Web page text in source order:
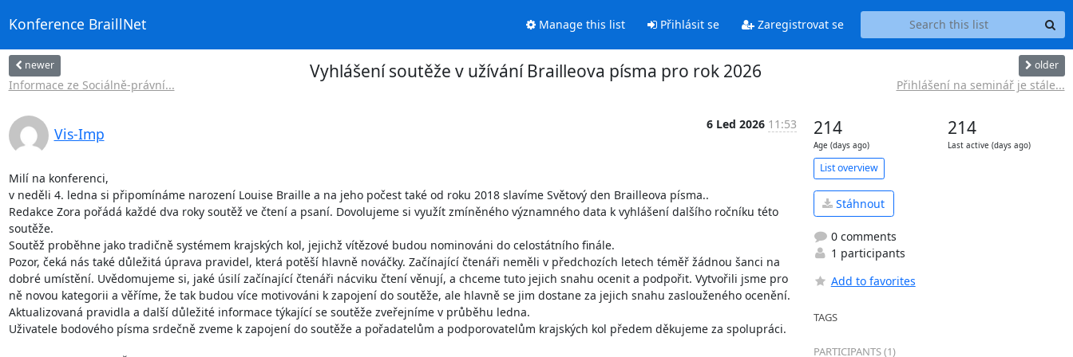
Konference BraillNet Manage this list Přihlásit se Zaregistrovat se
newer
Informace ze Sociálně-právní...
Vyhlášení soutěže v užívání Brailleova písma pro rok 2026 older
Přihlášení na seminář je stále...
Vis-Imp
6 Led 2026 11:53
Milí na konferenci,
v neděli 4. ledna si připomínáme narození Louise Braille a na jeho počest také od roku 2018 slavíme Světový den Brailleova písma..
Redakce Zora pořádá každé dva roky soutěž ve čtení a psaní. Dovolujeme si využít zmíněného významného data k vyhlášení dalšího ročníku této
soutěže.
Soutěž proběhne jako tradičně systémem krajských kol, jejichž vítězové budou nominováni do celostátního finále.
Pozor, čeká nás také důležitá úprava pravidel, která potěší hlavně nováčky. Začínající čtenáři neměli v předchozích letech téměř žádnou šanci na
dobré umístění. Uvědomujeme si, jaké úsilí začínající čtenáři nácviku čtení věnují, a chceme tuto jejich snahu ocenit a podpořit. Vytvořili jsme pro
ně novou kategorii a věříme, že tak budou více motivováni k zapojení do soutěže, ale hlavně se jim dostane za jejich snahu zaslouženého ocenění.
Aktualizovaná pravidla a další důležité informace týkající se soutěže zveřejníme v průběhu ledna.
Uživatele bodového písma srdečně zveme k zapojení do soutěže a pořadatelům a podporovatelům krajských kol předem děkujeme za spolupráci.
214
Age (days ago)
214
Last active (days ago)
List overview
Stáhnout
0 comments
1 participants
Add to favorites
TAGS
PARTICIPANTS (1)